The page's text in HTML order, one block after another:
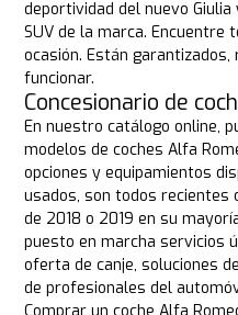
deportividad del nuevo
SUV de la marca. Encuentre
ocasión. Están
funcionar.
Concesionario de
En nuestro catálogo online,
modelos de coches Alfa
opciones y equipamientos
usados, son todos recientes
de 2018 o 2019 en su
puesto en marcha servicios
oferta de canje, soluciones
de profesionales del